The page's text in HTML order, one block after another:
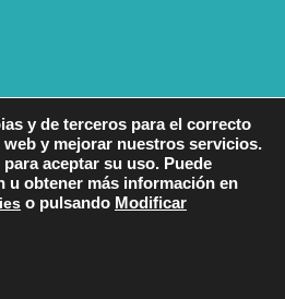
Todos los derechos
y de terceros para el correcto
y mejorar nuestros servicios.
aceptar su uso. Puede
u obtener más información en
o pulsando Modificar